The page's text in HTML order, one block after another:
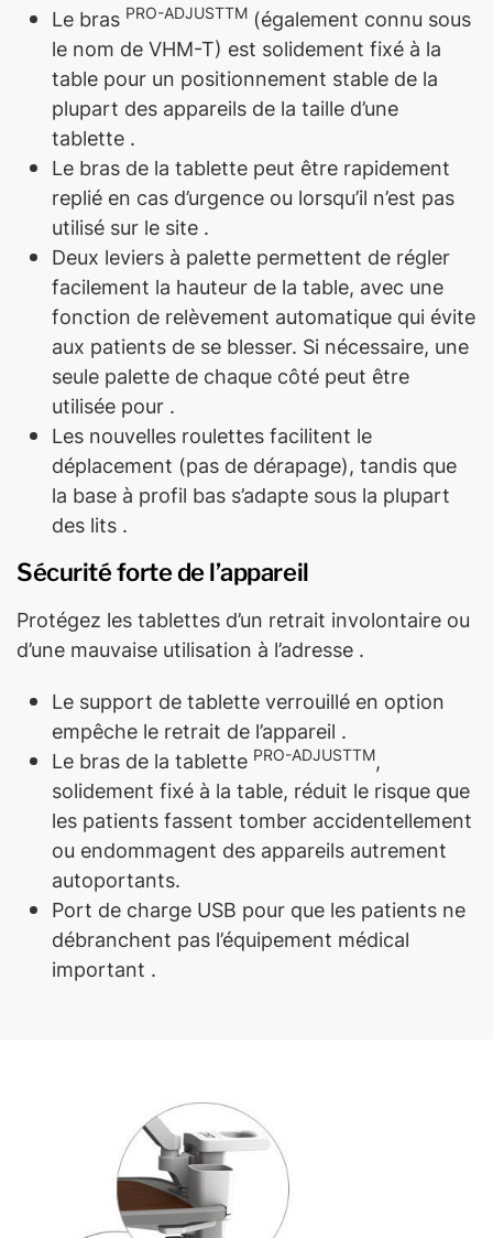
Le bras PRO-ADJUSTTM (également connu sous
le nom de VHM-T) est solidement fixé à la
table pour un positionnement stable de la
plupart des appareils de la taille d’une
tablette .
Le bras de la tablette peut être rapidement
replié en cas d’urgence ou lorsqu’il n’est pas
utilisé sur le site .
Deux leviers à palette permettent de régler
facilement la hauteur de la table, avec une
fonction de relèvement automatique qui évite
aux patients de se blesser. Si nécessaire, une
seule palette de chaque côté peut être
utilisée pour .
Les nouvelles roulettes facilitent le
déplacement (pas de dérapage), tandis que
la base à profil bas s’adapte sous la plupart
des lits .
Sécurité forte de l’appareil
Protégez les tablettes d’un retrait involontaire ou
d’une mauvaise utilisation à l’adresse .
Le support de tablette verrouillé en option
empêche le retrait de l’appareil .
Le bras de la tablette PRO-ADJUSTTM,
solidement fixé à la table, réduit le risque que
les patients fassent tomber accidentellement
ou endommagent des appareils autrement
autoportants.
Port de charge USB pour que les patients ne
débranchent pas l’équipement médical
important .